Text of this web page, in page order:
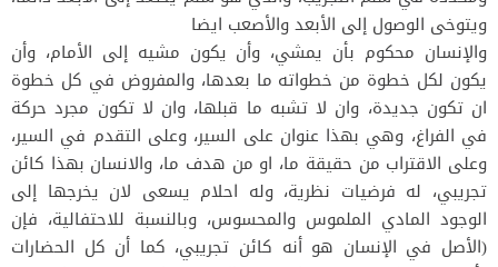
ويتوخى الوصول إلى الأبعد والأصعب ايضا
والإنسان محكوم بأن يمشي، وأن يكون مشيه إلى الأمام، وأن
يكون لكل خطوة من خطواته ما بعدها، والمفروض في كل خطوة
ان تكون جديدة، وان لا تشبه ما قبلها، وان لا تكون مجرد حركة
في الفراغ، وهي بهذا عنوان على السير، وعلى التقدم في السير،
وعلى الاقتراب من حقيقة ما، او من هدف ما، والانسان بهذا كائن
تجريبي، له فرضيات نظرية، وله احلام يسعى لان يخرجها إلى
الوجود المادي الملموس والمحسوس، وبالنسبة للاحتفالية، فإن
(الأصل في الإنسان هو أنه كائن تجريبي، كما أن كل الحضارات